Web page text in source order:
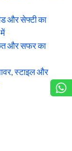
और सेफ्टी का
और सफर का
स्टाइल और